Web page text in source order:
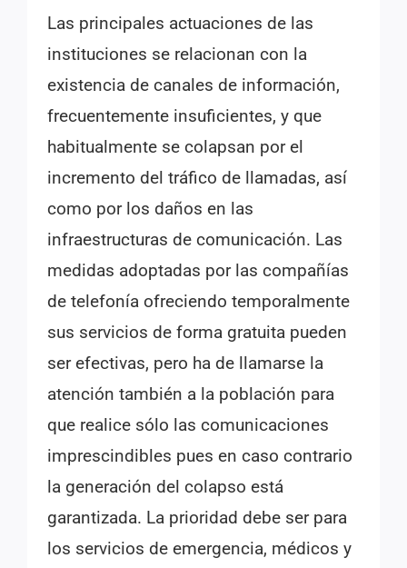
Las principales actuaciones de las
instituciones se relacionan con la
existencia de canales de información,
frecuentemente insuficientes, y que
habitualmente se colapsan por el
incremento del tráfico de llamadas, así
como por los daños en las
infraestructuras de comunicación. Las
medidas adoptadas por las compañías
de telefonía ofreciendo temporalmente
sus servicios de forma gratuita pueden
ser efectivas, pero ha de llamarse la
atención también a la población para
que realice sólo las comunicaciones
imprescindibles pues en caso contrario
la generación del colapso está
garantizada. La prioridad debe ser para
los servicios de emergencia, médicos y